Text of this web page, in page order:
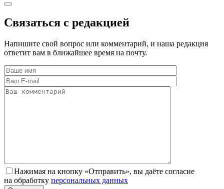
Связаться с редакцией
Напишите свой вопрос или комментарий, и наша редакция
ответит вам в ближайшее время на почту.
Нажимая на кнопку «Отправить», вы даёте согласие
на обработку персональных данных